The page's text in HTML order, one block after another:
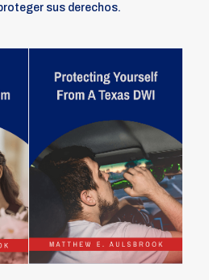
sus derechos.